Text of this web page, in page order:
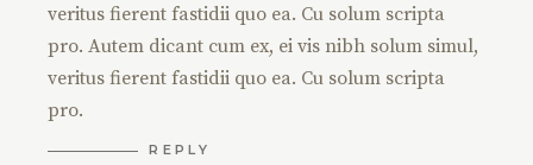
veritus fierent fastidii quo ea. Cu solum scripta
pro. Autem dicant cum ex, ei vis nibh solum simul,
veritus fierent fastidii quo ea. Cu solum scripta
pro.
REPLY